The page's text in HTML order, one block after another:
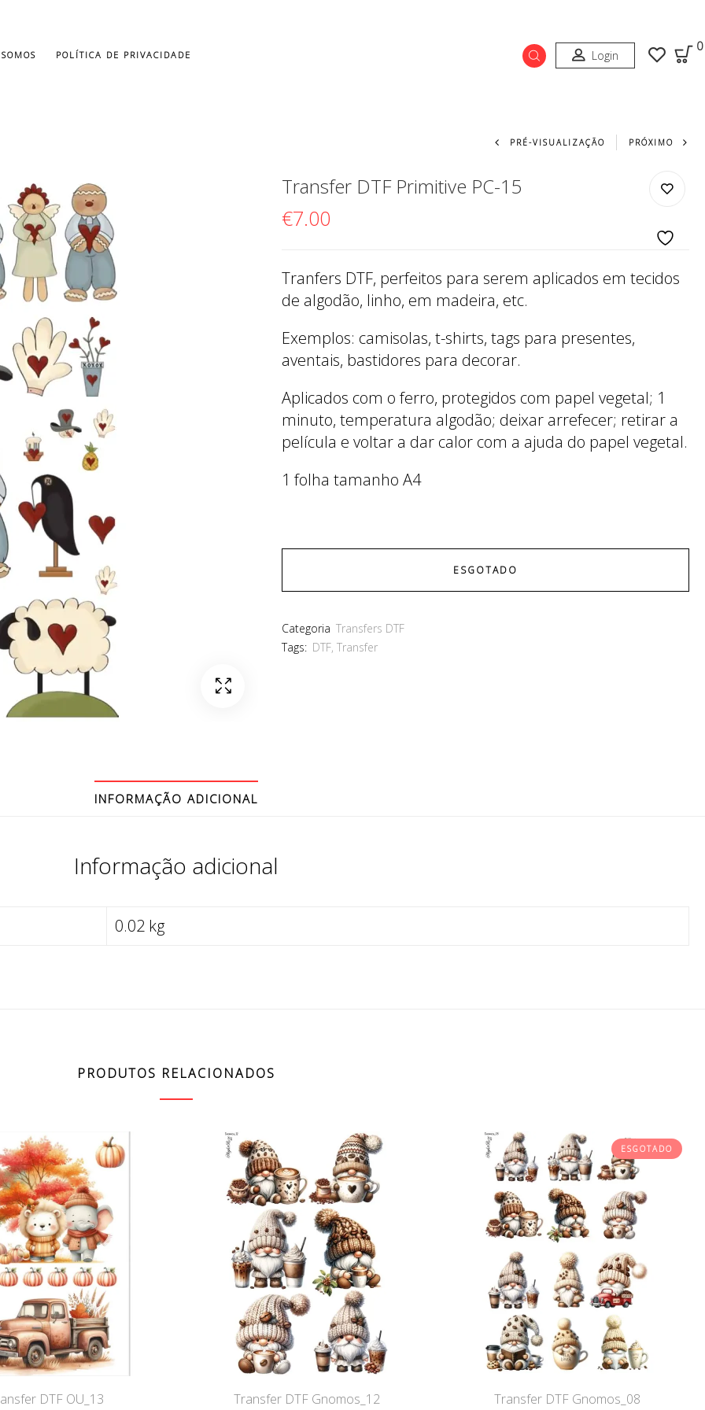
POLÍTICA DE PRIVACIDADE Login
0
Navegação do
PRÉ-VISUALIZAÇÃO PRÓXIMO
Transfer DTF Primitive PC-15
€7.00
Tranfers DTF, perfeitos para serem aplicados em tecidos
de algodão, linho, em madeira, etc.
Exemplos: camisolas, t-shirts, tags para presentes,
aventais, bastidores para decorar.
Aplicados com o ferro, protegidos com papel vegetal; 1
minuto, temperatura algodão; deixar arrefecer; retirar a
película e voltar a dar calor com a ajuda do papel vegetal.
1 folha tamanho A4
ESGOTADO
Categoria Transfers DTF
Tags: DTF,Transfer
INFORMAÇÃO ADICIONAL
Informação adicional
0.02 kg
PRODUTOS RELACIONADOS
DTF OU_13 Transfer DTF Gnomos_12
ESGOTADO
Transfer DTF Gnomos_08